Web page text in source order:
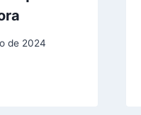
de 2024